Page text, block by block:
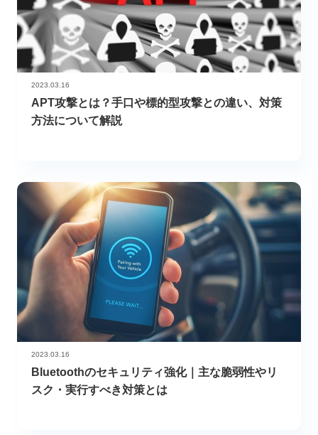
2023.03.16
APT攻撃とは？手口や標的型攻撃との違い、対策
方法について解説
2023.03.16
Bluetoothのセキュリティ強化｜主な脆弱性やリ
スク・実行すべき対策とは